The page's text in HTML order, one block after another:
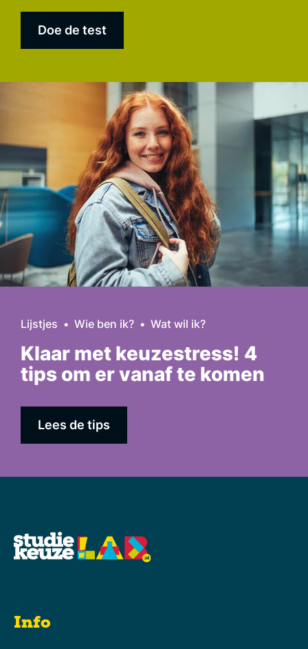
Doe de test
Lijstjes Wie ben ik? Wat wil ik?
Klaar met keuzestress! 4
tips om er vanaf te komen
Lees de tips
Info